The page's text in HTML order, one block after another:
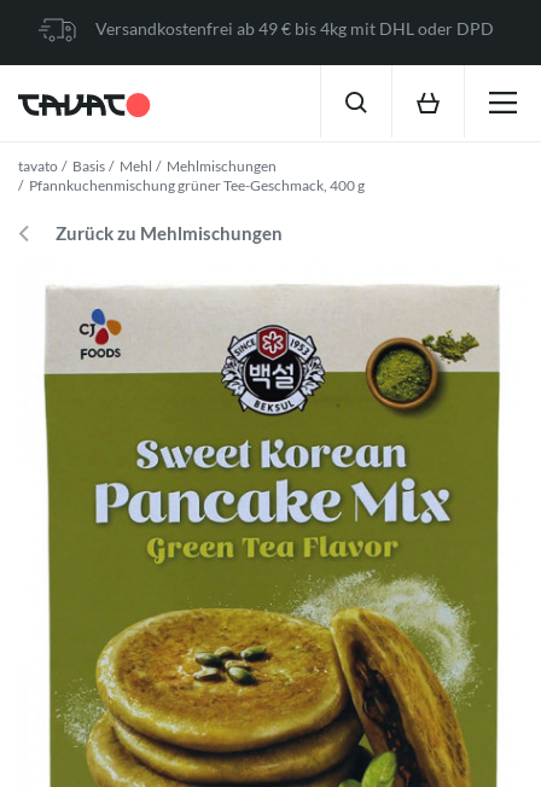
Versandkostenfrei ab 49 € bis 4kg mit DHL oder DPD
tavato Basis Mehl
Mehlmischungen
Pfannkuchenmischung grüner Tee-Geschmack, 400 g
Zurück zu Mehlmischungen